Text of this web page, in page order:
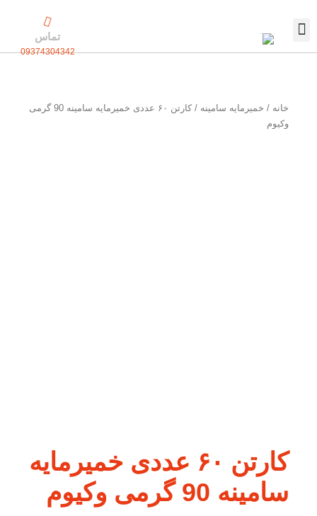
تماس
09374304342
خانه / خمیرمایه سامینه
/ کارتن ۶۰ عددی خمیرمایه سامینه 90 گرمی
وکیوم
کارتن ۶۰ عددی خمیرمایه
سامینه 90 گرمی وکیوم